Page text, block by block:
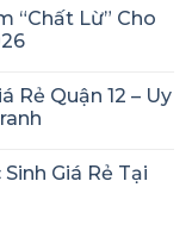
“Chất Lừ” Cho
Rẻ Quận 12 – Uy
Giá Rẻ Tại